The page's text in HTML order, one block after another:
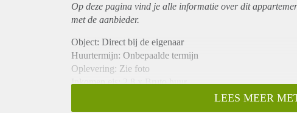
Op deze pagina vind je alle informatie over dit
met de aanbieder.
Object: Direct bij de eigenaar
Huurtermijn: Onbepaalde termijn
Oplevering: Zie foto
Inkomen eis: 2,8 x Bruto huur
Borg: 1 Maand
LEES MEER